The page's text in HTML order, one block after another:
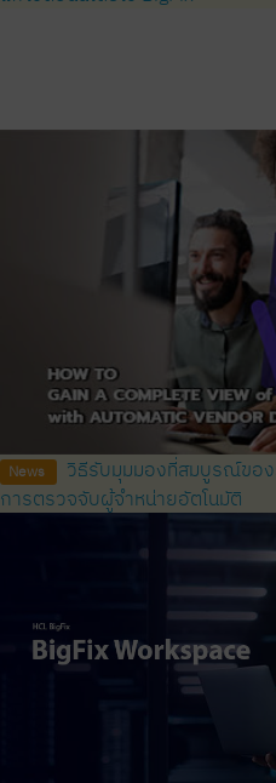
News
วิธีรับมุมมองที่สมบูรณ์ขอ
การตรวจจับผู้จำหน่ายอัตโนมัติ